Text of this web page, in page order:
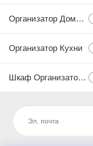
Организатор Дома Кухни
Организатор Кухни
Шкаф Организатора Кухни